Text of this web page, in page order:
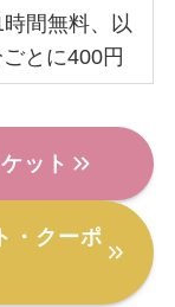
間無料、以
とに400円
ット
・クーポ